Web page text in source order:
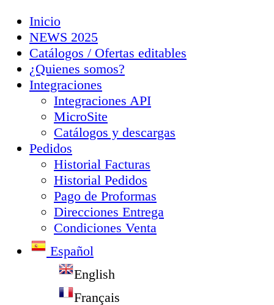
Inicio
NEWS 2025
Catálogos / Ofertas editables
¿Quienes somos?
Integraciones
Integraciones API
MicroSite
Catálogos y descargas
Pedidos
Historial Facturas
Historial Pedidos
Pago de Proformas
Direcciones Entrega
Condiciones Venta
Español
English
Français